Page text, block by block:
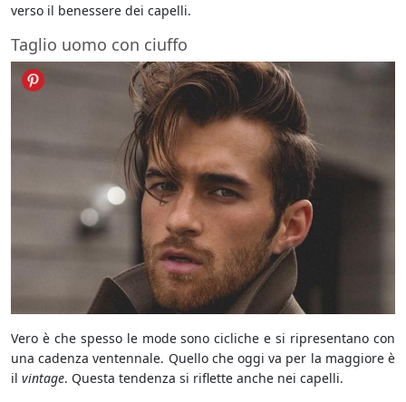
verso il benessere dei capelli.
Taglio uomo con ciuffo
Vero è che spesso le mode sono cicliche e si ripresentano con
una cadenza ventennale. Quello che oggi va per la maggiore è
il vintage. Questa tendenza si riflette anche nei capelli.